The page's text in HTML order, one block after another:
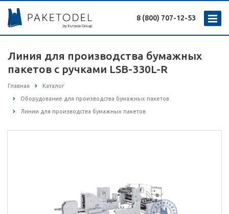
8 (800) 707-12-53
Линия для производства бумажных
пакетов с ручками LSB-330L-R
Главная Каталог
Оборудование для производства бумажных пакетов
Линии для производства бумажных пакетов